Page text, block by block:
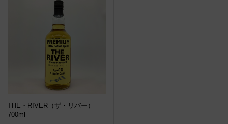
THE・RIVER（ザ・リバー）
700ml